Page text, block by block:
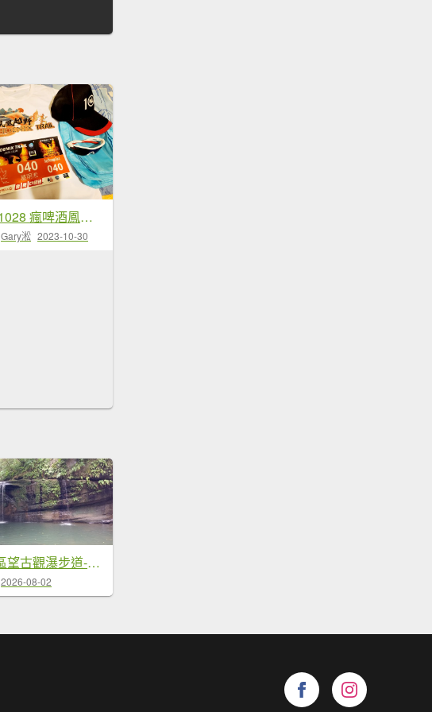
20231028 瘋啤酒鳳凰越野菁英組17K
Gary淞 2023-10-30
平溪區望古觀瀑步道-嶺腳寮山-望古坑保甲路-嶺腳步道
2026-08-02